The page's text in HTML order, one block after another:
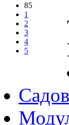
85
1
2
3
4
5